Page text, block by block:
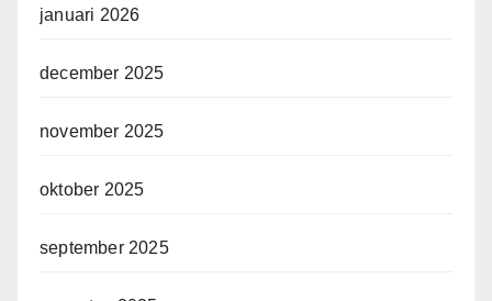
januari 2026
december 2025
november 2025
oktober 2025
september 2025